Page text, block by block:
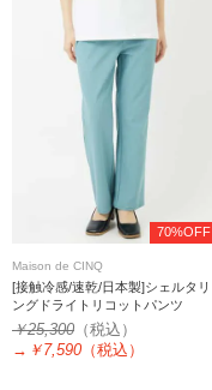
70%OFF
Maison de CINQ
[接触冷感/速乾/日本製]シェルタリ
ングドライトリコットパンツ
￥25,300 （税込）
→ ￥7,590 （税込）